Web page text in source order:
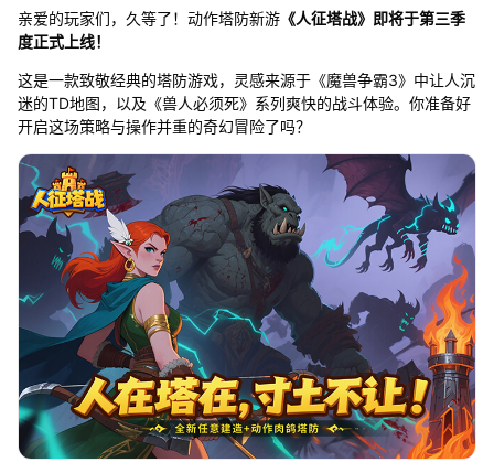
亲爱的玩家们，久等了！动作塔防新游《人征塔战》即将于第三季
度正式上线！
这是一款致敬经典的塔防游戏，灵感来源于《魔兽争霸3》中让人沉
迷的TD地图，以及《兽人必须死》系列爽快的战斗体验。你准备好
开启这场策略与操作并重的奇幻冒险了吗？